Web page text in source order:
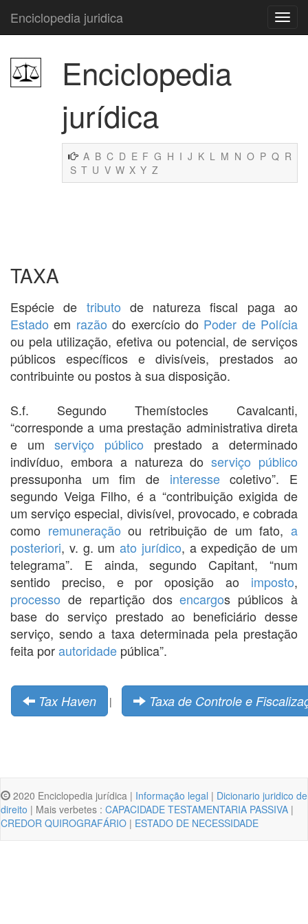
Enciclopedia juridica
Enciclopedia
jurídica
A B C D E F G H I J K L M N O P Q R
S T U V W X Y Z
TAXA
Espécie de tributo de natureza fiscal paga ao
Estado em razão do exercício do Poder de Polícia
ou pela utilização, efetiva ou potencial, de serviços
públicos específicos e divisíveis, prestados ao
contribuinte ou postos à sua disposição.
S.f. Segundo Themístocles Cavalcanti,
“corresponde a uma prestação administrativa direta
e umserviço público prestado a determinado
indivíduo, embora a natureza doserviço público
pressuponha um fim de interessecoletivo”. E
segundo Veiga Filho, é a “contribuição exigida de
um serviço especial, divisível, provocado, e cobrada
como remuneração ou retribuição de um fato,a
posteriori, v. g. umato jurídico, a expedição de um
telegrama”. E ainda, segundo Capitant, “num
sentido preciso, e por oposição ao imposto,
processo de repartição dosencargos públicos à
base do serviço prestado ao beneficiário desse
serviço, sendo a taxa determinada pela prestação
feita porautoridade pública”.
Tax Haven | Taxa de Controle e
2020 Enciclopedia jurídica | Informação legal | Dicionario juridico de
direito | Mais verbetes : CAPACIDADE TESTAMENTARIA PASSIVA |
CREDOR QUIROGRAFÁRIO | ESTADO DE NECESSIDADE